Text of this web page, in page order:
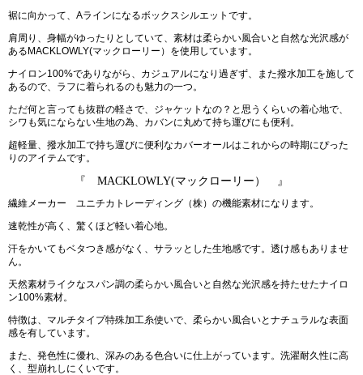
裾に向かって、Aラインになるボックスシルエットです。
肩周り、身幅がゆったりとしていて、素材は柔らかい風合いと自然な光沢感が
あるMACKLOWLY(マックローリー）を使用しています。
ナイロン100%でありながら、カジュアルになり過ぎず、また撥水加工を施して
あるので、ラフに着られるのも魅力の一つ。
ただ何と言っても抜群の軽さで、ジャケットなの？と思うくらいの着心地で、
シワも気にならない生地の為、カバンに丸めて持ち運びにも便利。
超軽量、撥水加工で持ち運びに便利なカバーオールはこれからの時期にぴった
りのアイテムです。
『 MACKLOWLY(マックローリー） 』
繊維メーカー ユニチカトレーディング（株）の機能素材になります。
速乾性が高く、驚くほど軽い着心地。
汗をかいてもベタつき感がなく、サラッとした生地感です。透け感もありませ
ん。
天然素材ライクなスパン調の柔らかい風合いと自然な光沢感を持たせたナイロ
ン100%素材。
特徴は、マルチタイプ特殊加工糸使いで、柔らかい風合いとナチュラルな表面
感を有しています。
また、発色性に優れ、深みのある色合いに仕上がっています。洗濯耐久性に高
く、型崩れしにくいです。